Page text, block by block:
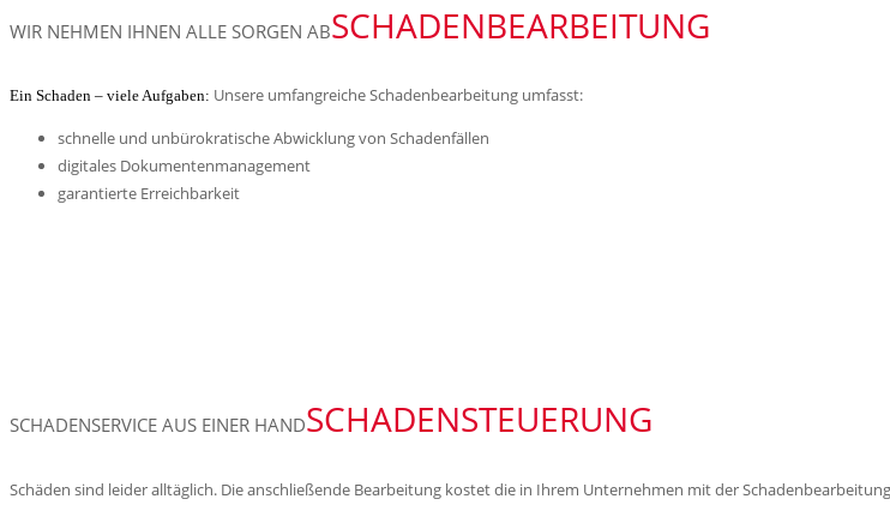
WIR NEHMEN IHNEN ALLE SORGEN ABSCHADENBEARBEITUNG
Ein Schaden – viele Aufgaben: Unsere umfangreiche Schadenbearbeitung umfasst:
schnelle und unbürokratische Abwicklung von Schadenfällen
digitales Dokumentenmanagement
garantierte Erreichbarkeit
SCHADENSERVICE AUS EINER HANDSCHADENSTEUERUNG
Schäden sind leider alltäglich. Die anschließende Bearbeitung kostet die in Ihrem Unternehmen mit der